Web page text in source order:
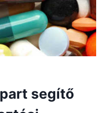
segítő